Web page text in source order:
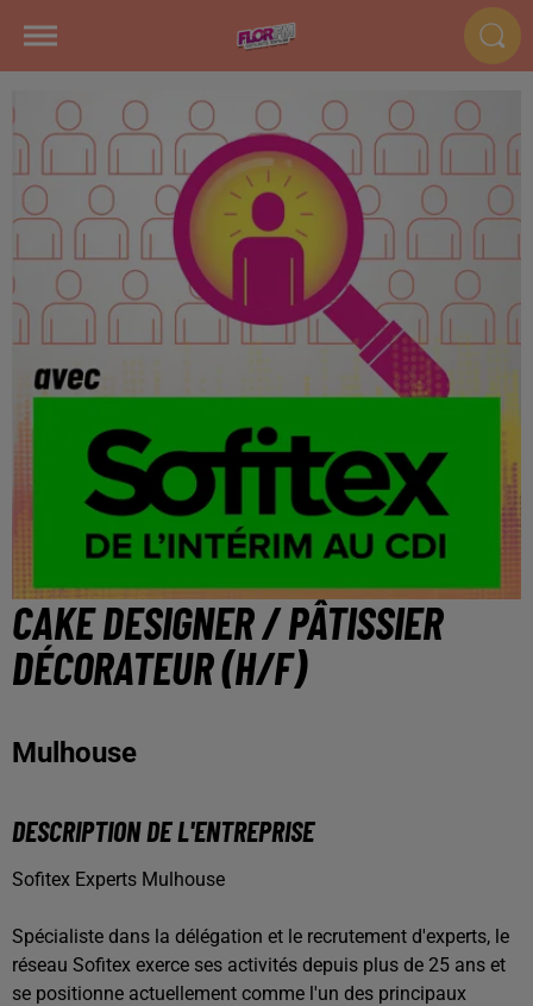
CAKE DESIGNER / PÂTISSIER
DÉCORATEUR (H/F)
Mulhouse
DESCRIPTION DE L'ENTREPRISE
Sofitex Experts Mulhouse
Spécialiste dans la délégation et le recrutement d'experts, le
réseau Sofitex exerce ses activités depuis plus de 25 ans et
se positionne actuellement comme l'un des principaux